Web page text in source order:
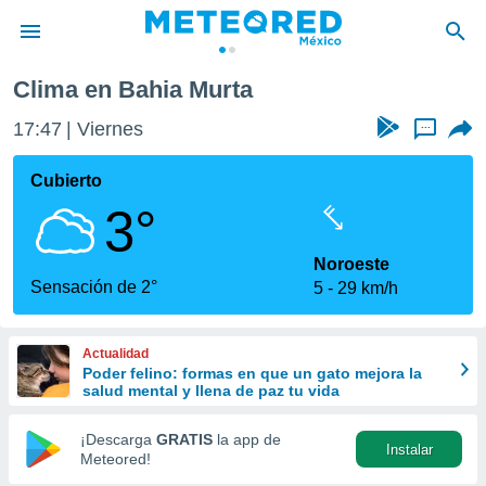
de
ha sido
que se
calidad.
a este
las
y
forma
digital
basada
Clima en Bahia Murta
17:47 Viernes ...
Cubierto
3°
Sensación de 2°
Noroeste
5
29 km/h
Actualidad
Poder felino: formas en que un gato mejora la
salud mental y llena de paz tu vida
¡Descarga GRATIS la app de
Meteored!
Instalar